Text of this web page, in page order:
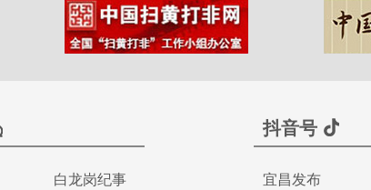
白龙岗纪事
抖音号
宜昌发布